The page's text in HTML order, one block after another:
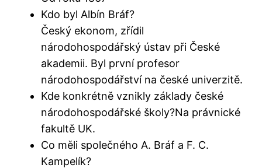
Kdo byl Albín Bráf?
Český ekonom, zřídil
národohospodářský ústav při České
akademii. Byl první profesor
národohospodářství na české univerzitě.
Kde konkrétně vznikly základy české
národohospodářské školy?Na právnické
fakultě UK.
Co měli společného A. Bráf a F. C.
Kampelík?